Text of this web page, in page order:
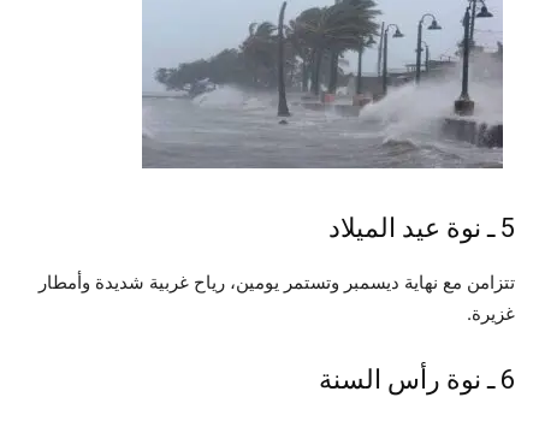
5 ـ نوة عيد الميلاد
تتزامن مع نهاية ديسمبر وتستمر يومين، رياح غربية شديدة وأمطار
غزيرة.
6 ـ نوة رأس السنة